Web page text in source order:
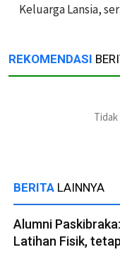
Keluarga Lansia,
REKOMENDASI
BERITA LAINNYA
Alumni
Latihan Fisik,